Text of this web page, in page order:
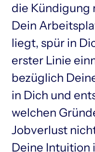
die Kündigung
Dein
liegt, spür in
erster Linie
bezüglich
in Dich und
welchen
Jobverlust
Deine Intuition